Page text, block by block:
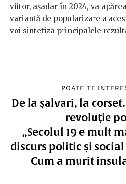
viitor, aşadar în 2024, va
variantă de popularizare a
voi sintetiza principalele
POATE TE
De la șalvari, la
revoluție
„Secolul 19 e mult
discurs politic și social
Cum a murit